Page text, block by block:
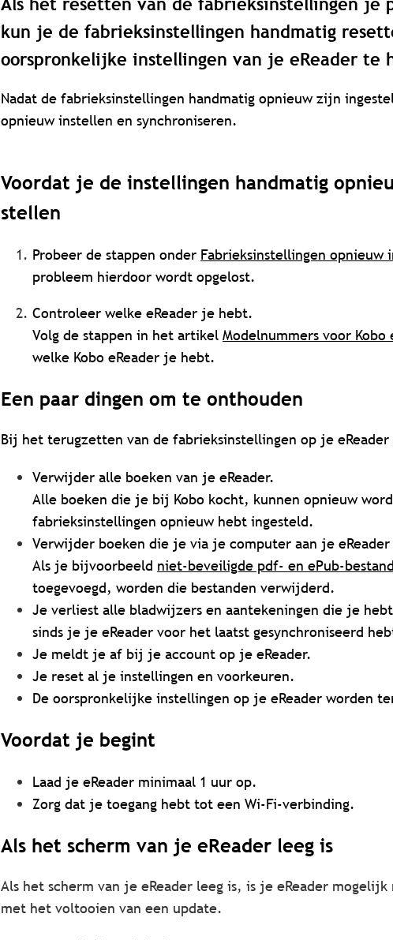
Als het resetten van de fabrieksinstellingen je
kun je de fabrieksinstellingen handmatig
oorspronkelijke instellingen van je eReader te
Nadat de fabrieksinstellingen handmatig opnieuw zijn
opnieuw instellen en synchroniseren.
Voordat je de instellingen handmatig
stellen
Probeer de stappen onder Fabrieksinstellingen opnieuw
probleem hierdoor wordt opgelost.
Controleer welke eReader je hebt.
Volg de stappen in het artikel Modelnummers voor Kobo
welke Kobo eReader je hebt.
Een paar dingen om te onthouden
Bij het terugzetten van de fabrieksinstellingen op je
Verwijder alle boeken van je eReader.
Alle boeken die je bij Kobo kocht, kunnen opnieuw
fabrieksinstellingen opnieuw hebt ingesteld.
Verwijder boeken die je via je computer aan je
Als je bijvoorbeeld niet-beveiligde pdf- en ePub-
toegevoegd, worden die bestanden verwijderd.
Je verliest alle bladwijzers en aantekeningen die je
sinds je je eReader voor het laatst gesynchroniseerd
Je meldt je af bij je account op je eReader.
Je reset al je instellingen en voorkeuren.
De oorspronkelijke instellingen op je eReader worden
Voordat je begint
Laad je eReader minimaal 1 uur op.
Zorg dat je toegang hebt tot een Wi-Fi-verbinding.
Als het scherm van je eReader leeg is
Als het scherm van je eReader leeg is, is je eReader
met het voltooien van een update.